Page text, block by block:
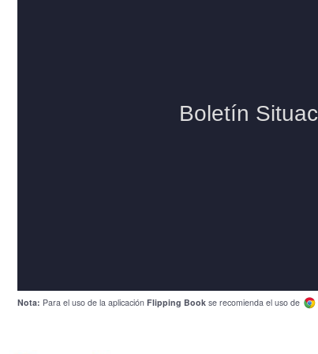
Nota: Para el uso de la aplicación Flipping Book se recomienda el uso de